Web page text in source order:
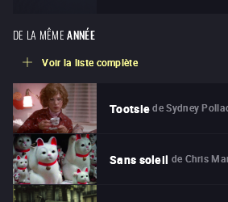
DE LA MÊME ANNÉE
Voir la liste complète
Tootsie de Sydney
Sans soleil de Chris